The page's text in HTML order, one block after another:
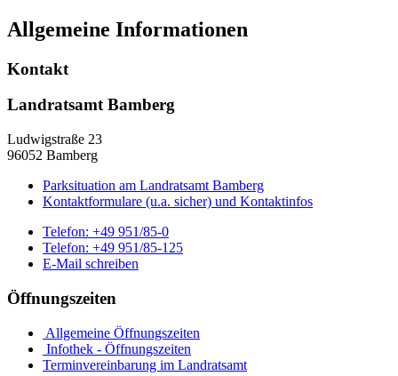
Allgemeine Informationen
Kontakt
Landratsamt Bamberg
Ludwigstraße 23
96052 Bamberg
Parksituation am Landratsamt Bamberg
Kontaktformulare (u.a. sicher) und Kontaktinfos
Telefon: +49 951/85-0
Telefon: +49 951/85-125
E-Mail schreiben
Öffnungszeiten
Allgemeine Öffnungszeiten
Infothek - Öffnungszeiten
Terminvereinbarung im Landratsamt